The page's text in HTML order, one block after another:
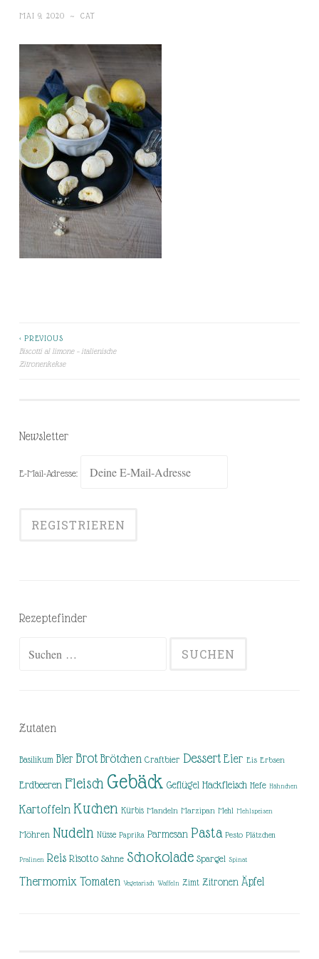
MAI 9, 2020 ~ CAT
Beitragsnavigation
< PREVIOUS
Biscotti al limone – italienische
Zitronenkekse
Newsletter
E-Mail-Adresse:
Rezeptefinder
Zutaten
Basilikum Bier Brot Brötchen Craftbier Dessert Eier Eis Erbsen
Erdbeeren Fleisch Gebäck Geflügel Hackfleisch Hefe Hähnchen
Kartoffeln Kuchen Kürbis Mandeln Marzipan Mehl Mehlspeisen
Möhren Nudeln Nüsse Paprika Parmesan Pasta Pesto Plätzchen
Pralinen Reis Risotto Sahne Schokolade Spargel Spinat
Thermomix Tomaten Vegetarisch Waffeln Zimt Zitronen Äpfel